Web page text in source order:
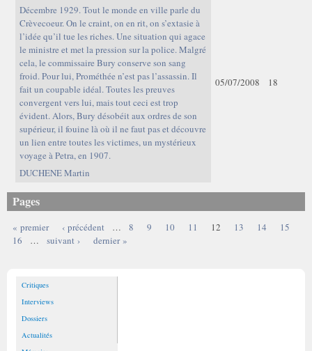
Décembre 1929. Tout le monde en ville parle du
Crèvecoeur. On le craint, on en rit, on s’extasie à
l’idée qu’il tue les riches. Une situation qui agace
le ministre et met la pression sur la police. Malgré
cela, le commissaire Bury conserve son sang
froid. Pour lui, Prométhée n’est pas l’assassin. Il
fait un coupable idéal. Toutes les preuves
convergent vers lui, mais tout ceci est trop
évident. Alors, Bury désobéit aux ordres de son
supérieur, il fouine là où il ne faut pas et découvre
un lien entre toutes les victimes, un mystérieux
voyage à Petra, en 1907.
DUCHENE Martin
05/07/2008 18
Pages
« premier ‹ précédent … 8 9 10 11 12 13 14
15
16
… suivant › dernier »
Critiques
Interviews
Dossiers
Actualités